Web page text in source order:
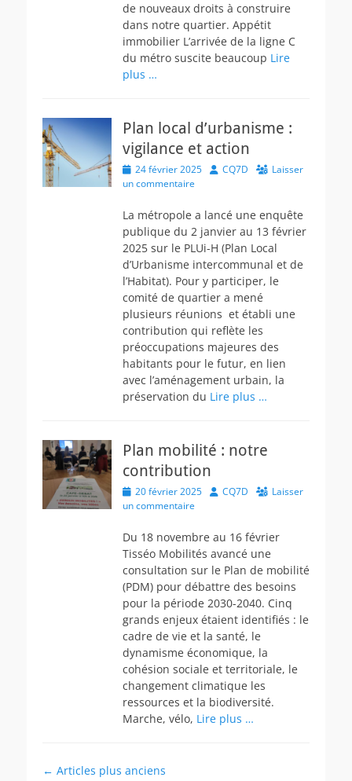
de nouveaux droits à construire
dans notre quartier. Appétit
immobilier L’arrivée de la ligne C
du métro suscite beaucoup Lire
plus …
Plan local d’urbanisme :
vigilance et action
Posted
on
24 février 2025 Author
CQ7D
Laisser
un commentaire
La métropole a lancé une enquête
publique du 2 janvier au 13 février
2025 sur le PLUi-H (Plan Local
d’Urbanisme intercommunal et de
l’Habitat). Pour y participer, le
comité de quartier a mené
plusieurs réunions et établi une
contribution qui reflète les
préoccupations majeures des
habitants pour le futur, en lien
avec l’aménagement urbain, la
préservation du Lire plus …
Plan mobilité : notre
contribution
Posted
on
20 février 2025 Author
CQ7D
Laisser
un commentaire
Du 18 novembre au 16 février
Tisséo Mobilités avancé une
consultation sur le Plan de mobilité
(PDM) pour débattre des besoins
pour la période 2030-2040. Cinq
grands enjeux étaient identifiés : le
cadre de vie et la santé, le
dynamisme économique, la
cohésion sociale et territoriale, le
changement climatique les
ressources et la biodiversité.
Marche, vélo, Lire plus …
Navigation
← Articles plus anciens